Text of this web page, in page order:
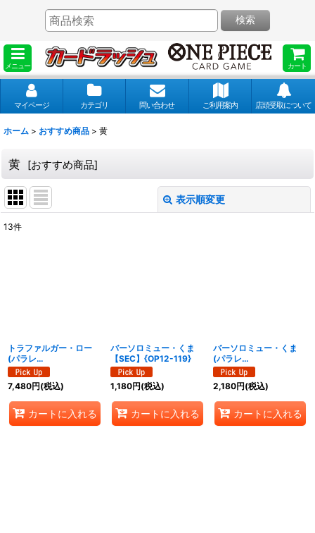
メニュー カート
検索
マイページ カテゴリ 問い合わせ ご利用案内 店頭受取について
ホーム > おすすめ商品 > 黄
黄 [おすすめ商品]
表示順変更
13件
トラファルガー・ロー
(パラレ
ル/illust:Makitoshi)
【SP】{OP10-119}
7,480円(税込)
カートに入れる
バーソロミュー・くま
【SEC】{OP12-119}
1,180円(税込)
カートに入れる
バーソロミュー・くま
(パラレ
ル/illust:TAPIOCA)
【SEC/P】{OP12-119}
2,180円(税込)
カートに入れる